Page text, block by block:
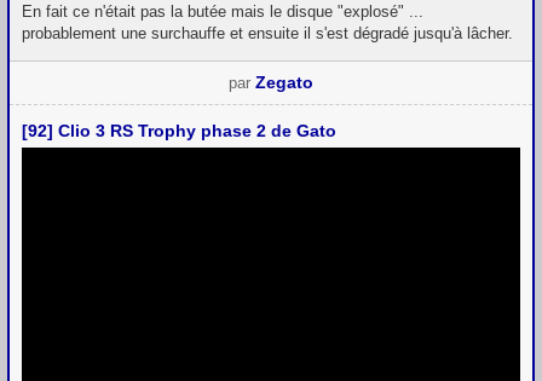
En fait ce n'était pas la butée mais le disque "explosé" ...
probablement une surchauffe et ensuite il s'est dégradé jusqu'à lâcher.
par Zegato
[92] Clio 3 RS Trophy phase 2 de Gato